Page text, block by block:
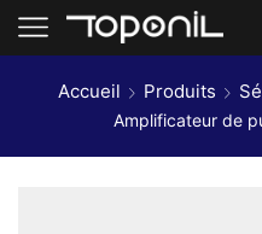
Accueil Produits
Amplificateur de